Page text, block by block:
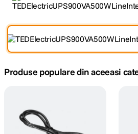
2 . trepied
4. peak design
canon sx740 hs
. card memorie
Produse populare din aceeasi